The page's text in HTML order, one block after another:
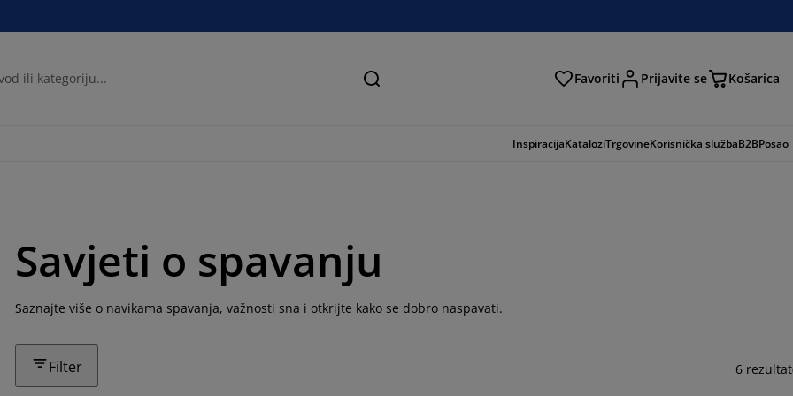
Pretraga Favoriti Prijavite se Košarica
InspiracijaKataloziTrgovineKorisnička službaB2BPosao
Savjeti o spavanju
Saznajte više o navikama spavanja, važnosti sna i otkrijte kako se dobro naspavati.
Filter 6